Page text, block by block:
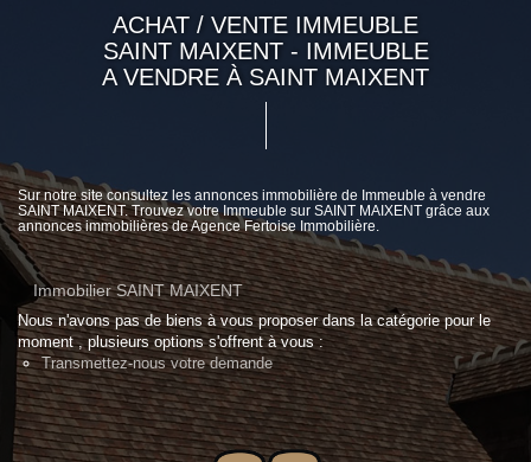
ACHAT / VENTE IMMEUBLE
SAINT MAIXENT - IMMEUBLE
A VENDRE À SAINT MAIXENT
Sur notre site consultez les annonces immobilière de Immeuble à vendre
SAINT MAIXENT. Trouvez votre Immeuble sur SAINT MAIXENT grâce aux
annonces immobilières de Agence Fertoise Immobilière.
Immobilier SAINT MAIXENT
Nous n'avons pas de biens à vous proposer dans la catégorie pour le
moment , plusieurs options s'offrent à vous :
Transmettez-nous votre demande